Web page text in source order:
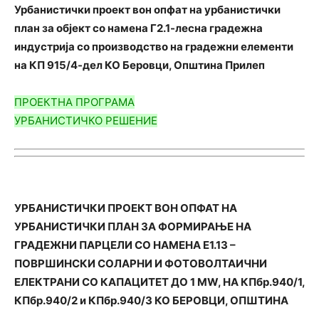
Урбанистички проект вон опфат на урбанистички
план за објект со намена Г2.1-лесна градежна
индустрија со производство на градежни елементи
на КП 915/4-дел КО Беровци, Општина Прилеп
ПРОЕКТНА ПРОГРАМА
УРБАНИСТИЧКО РЕШЕНИЕ
УРБАНИСТИЧКИ ПРОЕКТ ВОН ОПФАТ НА
УРБАНИСТИЧКИ ПЛАН ЗА ФОРМИРАЊЕ НА
ГРАДЕЖНИ ПАРЦЕЛИ СО НАМЕНА Е1.13 –
ПОВРШИНСКИ СОЛАРНИ И ФОТОВОЛТАИЧНИ
ЕЛЕКТРАНИ СО КАПАЦИТЕТ ДО 1 МW, НА КПбр.940/1,
КПбр.940/2 и КПбр.940/3 КО БЕРОВЦИ, ОПШТИНА